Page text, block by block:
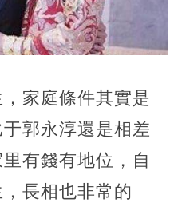
家庭條件其實是
郭永淳還是相差
有錢有地位，自
長相也非常的